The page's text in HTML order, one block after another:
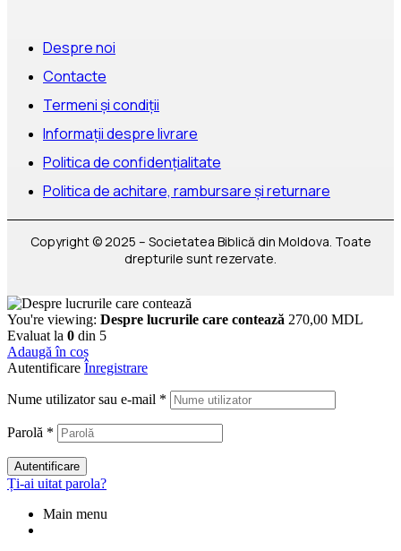
Despre noi
Contacte
Termeni și condiții
Informații despre livrare
Politica de confidențialitate
Politica de achitare, rambursare și returnare
Copyright © 2025 – Societatea Biblică din Moldova. Toate
drepturile sunt rezervate.
You're viewing: Despre lucrurile care contează 270,00 MDL
Evaluat la 0 din 5
Adaugă în coș
Autentificare Înregistrare
Nume utilizator sau e-mail *
Parolă *
Autentificare
Ți-ai uitat parola?
Main menu